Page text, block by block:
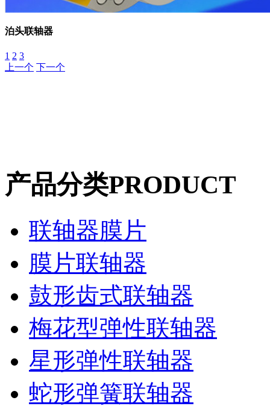
泊头联轴器
1 2 3
上一个 下一个
产品分类PRODUCT
联轴器膜片
膜片联轴器
鼓形齿式联轴器
梅花型弹性联轴器
星形弹性联轴器
蛇形弹簧联轴器